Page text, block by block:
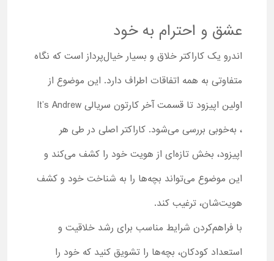
عشق و احترام به خود
اندرو یک کاراکتر خلاق و بسیار خیال‌پرداز است که نگاه
متفاوتی به همه اتفاقات اطراف دارد. این موضوع از
اولین اپیزود تا قسمت آخر کارتون سریالی It’s Andrew
، به‌خوبی بررسی می‌شود. کاراکتر اصلی در طی هر
اپیزود، بخش تازه‌ای از هویت خود را کشف می‌کند و
این موضوع می‌تواند بچه‌ها را به شناخت خود و کشف
هویت‌شان، ترغیب کند.
با فراهم‌کردن شرایط مناسب برای رشد خلاقیت و
استعداد کودکان، بچه‌ها را تشویق کنید که خود را